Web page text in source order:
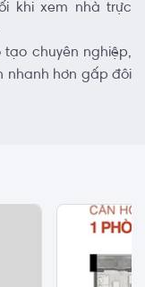
khi xem nhà trực
chuyên nghiệp,
nhanh hơn gấp đôi